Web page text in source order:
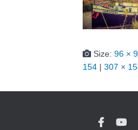
Size: 96 ×
154 | 307 ×